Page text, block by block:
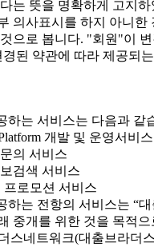
는 뜻을 명확하게 고지하
의사표시를 하지 아니한
으로 봅니다. "회원"이
된 약관에 따라 제공되
하는 서비스는 다음과 같
개발 및 운영서비스
의 서비스
검색 서비스
프로모션 서비스
하는 전항의 서비스는 “
중개를 위한 것을 목적으
스네트워크(대출브라더